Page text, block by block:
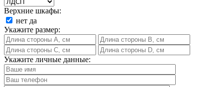
Верхние шкафы:
нет да
Укажите размер:
Укажите личные данные: